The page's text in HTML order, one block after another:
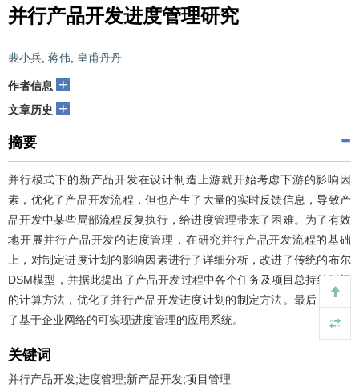
并行产品开发进度管理研究
裴小兵 蒋伟 皇甫丹丹
作者信息 +
文章历史 +
摘要
并行模式下的新产品开发在设计制造上游就开始考虑下游的影响因
素，优化了产品开发流程，但也产生了大量的实时反馈信息，导致产
品开发中某些局部流程反复执行，给进度管理带来了困难。为了有效
地开展并行产品开发的进度管理，在研究并行产品开发流程的基础
上，对制定进度计划的影响因素进行了详细分析，改进了传统的布尔
DSM模型，并据此提出了产品开发过程中各个任务及项目总持续时间
的计算方法，优化了并行产品开发进度计划的制定方法。最后，讨论
了基于企业网络的可实现进度管理的应用系统。
关键词
并行产品开发;进度管理;新产品开发;项目管理